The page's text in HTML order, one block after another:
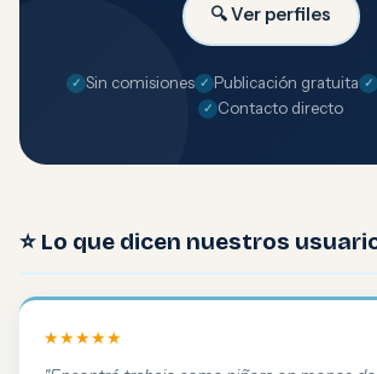
🔍 Ver perfiles
Sin comisiones Publicación gratuita
Contacto directo
⭐ Lo que dicen nuestros
★★★★★